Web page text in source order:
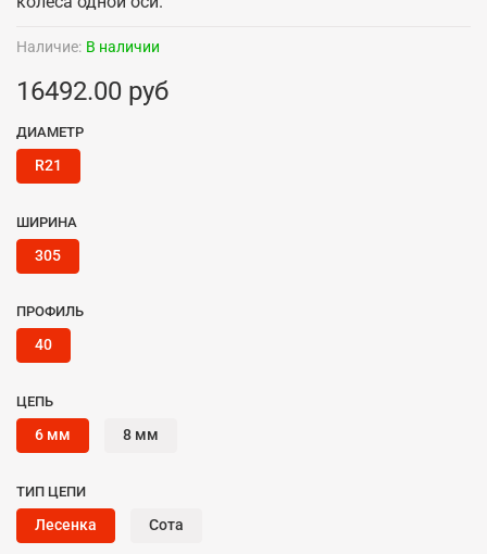
Наличие: В наличии
16492.00 руб
ДИАМЕТР
R21
ШИРИНА
305
ПРОФИЛЬ
40
ЦЕПЬ
6 мм 8 мм
ТИП ЦЕПИ
Лесенка Сота